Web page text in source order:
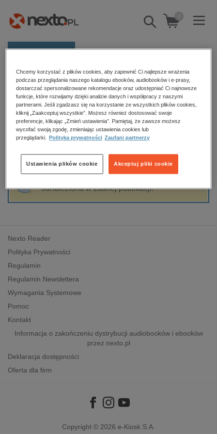
Pokaż/schowaj
wyszukiwarkę
0
E-prasa
Kategorie
Zobacz wszystkie E-prasa
budownictwo, aranżacja wnętrz
biznesowe, branżowe, gospodarka
edukacja
hobby, sport, rozrywka
komputery, internet, technologie, informatyka
polityka, społeczno-informacyjne
psychologiczne
inne
popularno-naukowe
historia
Strona główna Barbara Adamiak
Barbara Adamiak
Sortowanie Filtrowanie
odnaleziona w żadnej publikacji.
Nexto Reader
Polityka Prywatności
Regulamin
Regulamin Newslettera
Wymagania Systemowe
Pomoc
Kontakt
Informacja o zakończeniu dystrybucji audiobooków i ebooków
przez nexto.pl
Deklaracja dostępności
Oferta dla firm
Copyright © 2026 e-Kiosk S.A.
Chcemy korzystać z plików cookies, aby zapewnić Ci najlepsze wrażenia
podczas przeglądania naszego katalogu ebooków, audiobooków i e-prasy,
dostarczać spersonalizowane rekomendacje oraz udostępniać Ci najnowsze
funkcje, które rozwijamy dzięki analizie danych i współpracy z naszymi
partnerami. Jeśli zgadzasz się na korzystanie ze wszystkich plików cookies,
kliknij „Zaakceptuj wszystkie”. Możesz również dostosować swoje
preferencje, klikając „Zmień ustawienia”. Pamiętaj, że zawsze możesz
wycofać swoją zgodę, zmieniając ustawienia cookies lub
przeglądarki.
Polityka prywatności Zaufani partnerzy
Akceptuj pliki cookie
Ustawienia plików cookie